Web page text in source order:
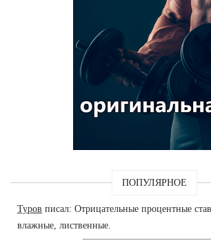
ПОПУЛЯРНОЕ
Туров писал: Отрицательные процентные
влажные, лиственные.